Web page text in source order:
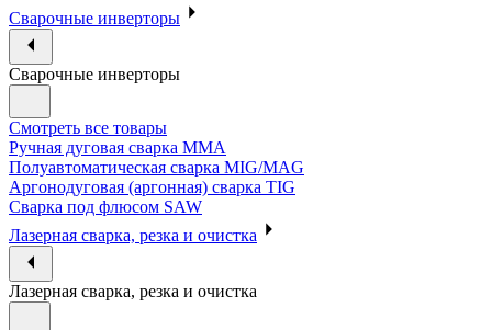
Сварочные инверторы
Сварочные инверторы
Смотреть все товары
Ручная дуговая сварка MMA
Полуавтоматическая сварка MIG/MAG
Аргонодуговая (аргонная) сварка TIG
Сварка под флюсом SAW
Лазерная сварка, резка и очистка
Лазерная сварка, резка и очистка